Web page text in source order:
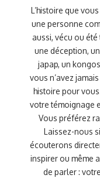
L’histoire que
une personne
aussi, vécu ou
une déception,
japap, un
vous n’avez
histoire pour
votre témoignage
Vous préférez
Laissez-nous
écouterons
inspirer ou même
de parler :